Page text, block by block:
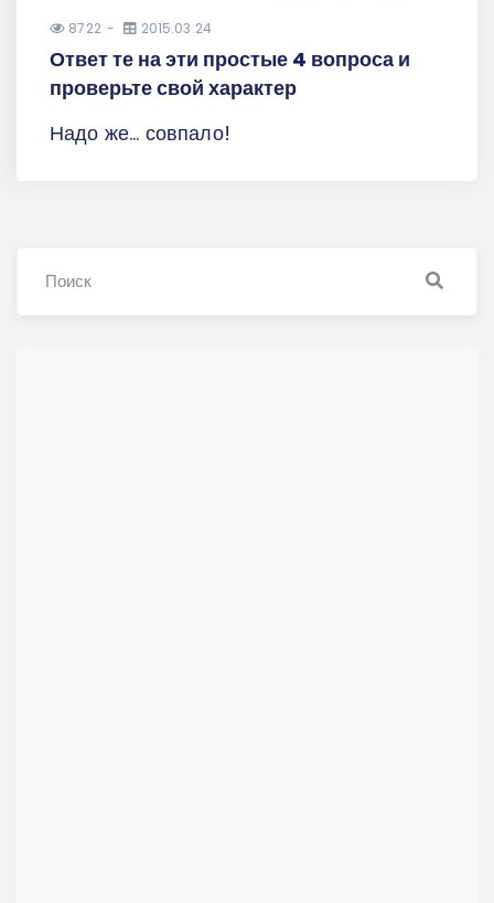
8722 2015.03.24
Ответ те на эти простые 4 вопроса и
проверьте свой характер
Надо же... совпало!